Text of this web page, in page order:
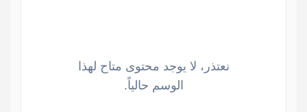
نعتذر، لا يوجد محتوى متاح لهذا
الوسم حالياً.